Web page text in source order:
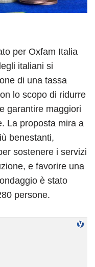
per Oxfam Italia
italiani si
di una tassa
lo scopo di ridurre
garantire maggiori
La proposta mira a
benestanti,
sostenere i servizi
e favorire una
è stato
persone.